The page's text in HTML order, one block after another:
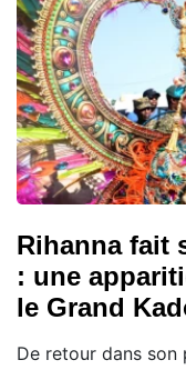
Rihanna fait
: une
le Grand
De retour dans son